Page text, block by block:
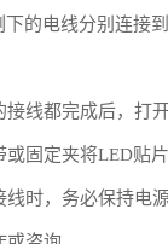
的电线分别连接
线都完成后，打
固定夹将LED贴
时，务必保持电